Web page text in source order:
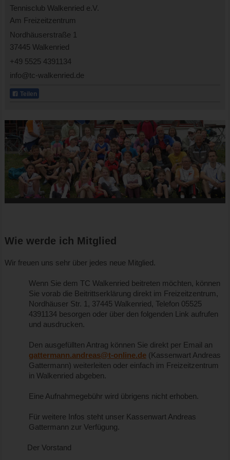
Tennisclub Walkenried e.V.
Am Freizeitzentrum
Nordhäuserstraße 1
37445 Walkenried
+49 5525 4391134
info@tc-walkenried.de
Teilen
Wie werde ich Mitglied
Wir freuen uns sehr über jedes neue Mitglied.
Wenn Sie dem TC Walkenried beitreten möchten, können
Sie vorab die Beitrittserklärung direkt im Freizeitzentrum,
Nordhäuser Str. 1, 37445 Walkenried, Telefon 05525
4391134 besorgen oder über den folgenden Link aufrufen
und ausdrucken.
Den ausgefüllten Antrag können Sie direkt per Email an
gattermann.andreas@t-online.de(Kassenwart Andreas
Gattermann) weiterleiten oder einfach im Freizeitzentrum
in Walkenried abgeben.
Eine Aufnahmegebühr wird übrigens nicht erhoben.
Für weitere Infos steht unser Kassenwart Andreas
Gattermann zur Verfügung.
Der Vorstand